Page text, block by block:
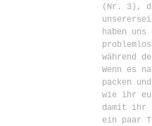
(Nr. 3),
haben uns
während
Wenn es
packen
wie ihr
damit ihr
ein paar